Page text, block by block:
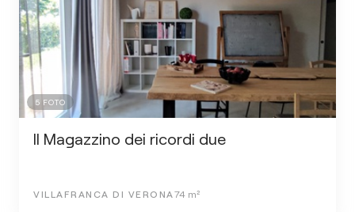
5 FOTO
Il Magazzino dei ricordi due
VILLAFRANCA DI VERONA 74m²